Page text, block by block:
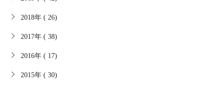
2018年 ( 26)
2017年 ( 38)
2016年 ( 17)
2015年 ( 30)